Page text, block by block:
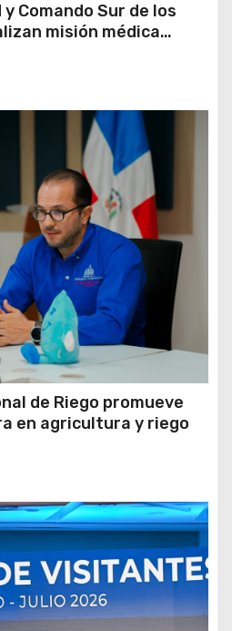
Comando Sur de los
misión médica
de Riego promueve
en agricultura y riego